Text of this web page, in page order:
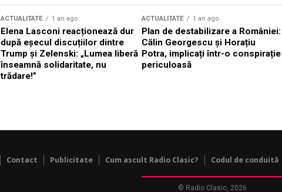
ACTUALITATE 1 an ago
Elena Lasconi reacționează dur
după eșecul discuțiilor dintre
Trump și Zelenski: „Lumea liberă
înseamnă solidaritate, nu
trădare!”
ACTUALITATE 1 an ago
Plan de destabilizare a României:
Călin Georgescu și Horațiu
Potra, implicați într-o conspirație
periculoasă
Contact Publicitate Cum ascult Radio Clasic? Codul de conduită
© Radio Clasic, 2026